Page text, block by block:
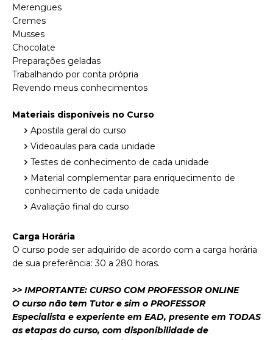
Merengues
Cremes
Musses
Chocolate
Preparações geladas
Trabalhando por conta própria
Revendo meus conhecimentos
Materiais disponíveis no Curso
Apostila geral do curso
Videoaulas para cada unidade
Testes de conhecimento de cada unidade
Material complementar para enriquecimento de
conhecimento de cada unidade
Avaliação final do curso
Carga Horária
O curso pode ser adquirido de acordo com a carga horária
de sua preferência: 30 a 280 horas.
>> IMPORTANTE: CURSO COM PROFESSOR ONLINE
O curso não tem Tutor e sim o PROFESSOR
Especialista e experiente em EAD, presente em TODAS
as etapas do curso, com disponibilidade de